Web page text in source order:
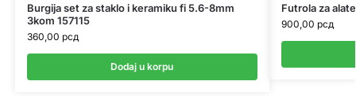
Burgija set za staklo i keramiku fi 5.6-8mm
3kom 157115
360,00 рсд
Dodaj u korpu
Futrola za
900,00 рсд